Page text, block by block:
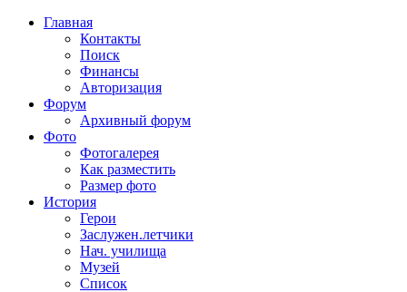
Главная
Контакты
Поиск
Финансы
Авторизация
Форум
Архивный форум
Фото
Фотогалерея
Как разместить
Размер фото
История
Герои
Заслужен.летчики
Нач. училища
Музей
Список